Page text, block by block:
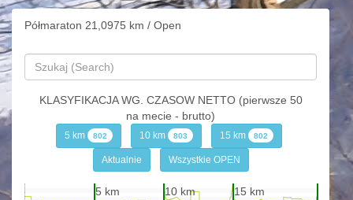
Półmaraton 21,0975 km / Open
KLASYFIKACJA WG. CZASOW NETTO (pierwsze 50
na mecie - brutto)
5 km 802 10 km 803 15 km 802
Aktualnie Wszystkie OPEN
5 km 10 km 15 km